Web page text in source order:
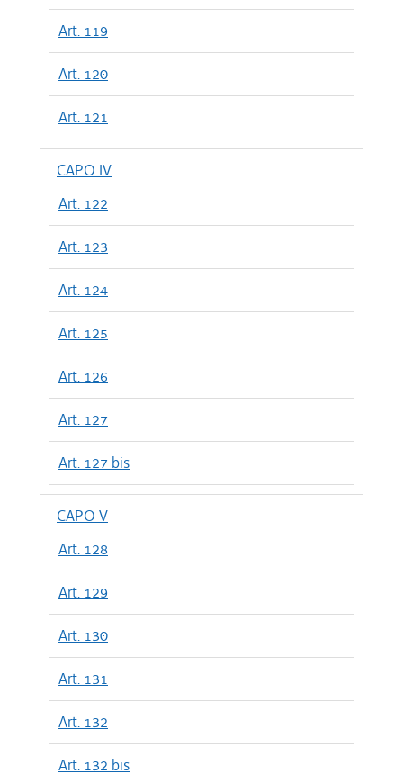
Art. 119
Art. 120
Art. 121
CAPO IV
Art. 122
Art. 123
Art. 124
Art. 125
Art. 126
Art. 127
Art. 127 bis
CAPO V
Art. 128
Art. 129
Art. 130
Art. 131
Art. 132
Art. 132 bis